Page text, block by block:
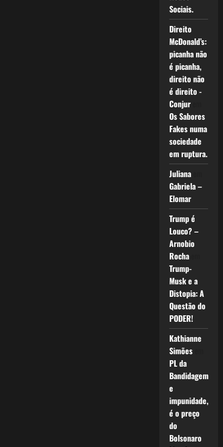
Sociais.
Direito
McDonald’s:
picanha não
é picanha,
direito não
é direito -
Conjurem
Os Sabores
Fakes numa
sociedade
em ruptura.
Julianaem
Gabriela –
Elomar
Trump é
Louco? –
Arnobio
Rochaem
Trump-
Musk e a
Distopia: A
Questão do
PODER!
Kathianne
Simõesem
PL da
Bandidagem
e
impunidade,
é o preço
do
Bolsonaro